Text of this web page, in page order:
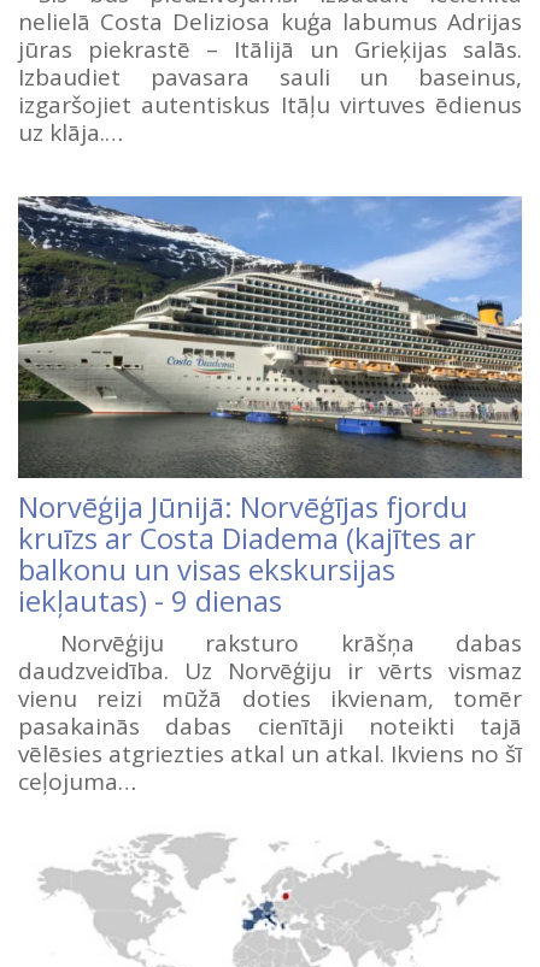
nelielā Costa Deliziosa kuģa labumus Adrijas
jūras piekrastē – Itālijā un Grieķijas salās.
Izbaudiet pavasara sauli un baseinus,
izgaršojiet autentiskus Itāļu virtuves ēdienus
uz klāja.…
Norvēģija Jūnijā: Norvēģījas fjordu
kruīzs ar Costa Diadema (kajītes ar
balkonu un visas ekskursijas
iekļautas) - 9 dienas
Norvēģiju raksturo krāšņa dabas
daudzveidība. Uz Norvēģiju ir vērts vismaz
vienu reizi mūžā doties ikvienam, tomēr
pasakainās dabas cienītāji noteikti tajā
vēlēsies atgriezties atkal un atkal. Ikviens no šī
ceļojuma…